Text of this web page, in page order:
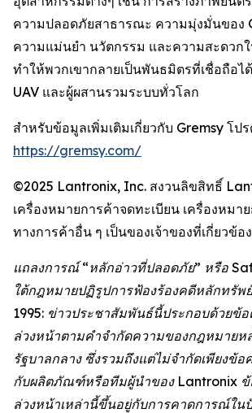
ความปลอดภัยสาธารณะ ความมุ่งมั่นของ
ความแม่นยำ นวัตกรรม และความสะดวก
ทำให้พวกเขากลายเป็นพันธมิตรที่เชื่อถือไ
UAV และผู้ผสานรวมระบบทั่วโลก
สำหรับข้อมูลเพิ่มเติมเกี่ยวกับ Gremsy โป
https://gremsy.com/
©2025 Lantronix, Inc. สงวนลิขสิทธิ์
เครื่องหมายการค้าจดทะเบียน เครื่องหมา
ทางการค้าอื่น ๆ เป็นของเจ้าของที่เกี่ยวข้อง
แถลงการณ์ “หลักอ่าวที่ปลอดภัย” หรือ
ใต้กฎหมายปฏิรูปการฟ้องร้องคดีหลักทรัพ
1995: ข่าวประชาสัมพันธ์นี้ประกอบด้วยข้
ล่วงหน้าตามคำจำกัดความของกฎหมายห
รัฐบาลกลาง ซึ่งรวมถึงแต่ไม่จำกัดเพียงข้อ
กับผลิตภัณฑ์หรือทีมผู้นำของ Lantronix
ล่วงหน้าเหล่านี้ขึ้นอยู่กับการคาดการณ์ใน